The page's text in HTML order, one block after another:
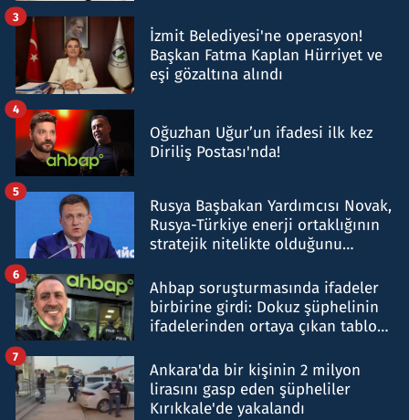
İzmit Belediyesi'ne operasyon!
Başkan Fatma Kaplan Hürriyet ve
eşi gözaltına alındı
3
Oğuzhan Uğur’un ifadesi ilk kez
Diriliş Postası'nda!
4
Rusya Başbakan Yardımcısı Novak,
Rusya-Türkiye enerji ortaklığının
stratejik nitelikte olduğunu
5
Ahbap soruşturmasında ifadeler
birbirine girdi: Dokuz şüphelinin
ifadelerinden ortaya çıkan tablo
6
Ankara'da bir kişinin 2 milyon
lirasını gasp eden şüpheliler
Kırıkkale'de yakalandı
7